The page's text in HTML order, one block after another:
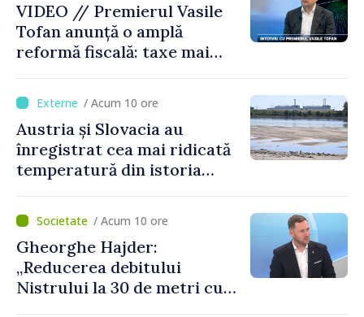
VIDEO // Premierul Vasile
Tofan anunță o amplă
reformă fiscală: taxe mai
mari pentru bănci, tutun și
jocurile de noroc
/ Acum 10 ore
Austria și Slovacia au
înregistrat cea mai ridicată
temperatură din istoria
/ Acum 10 ore
Gheorghe Hajder:
„Reducerea debitului
Nistrului la 30 de metri cubi